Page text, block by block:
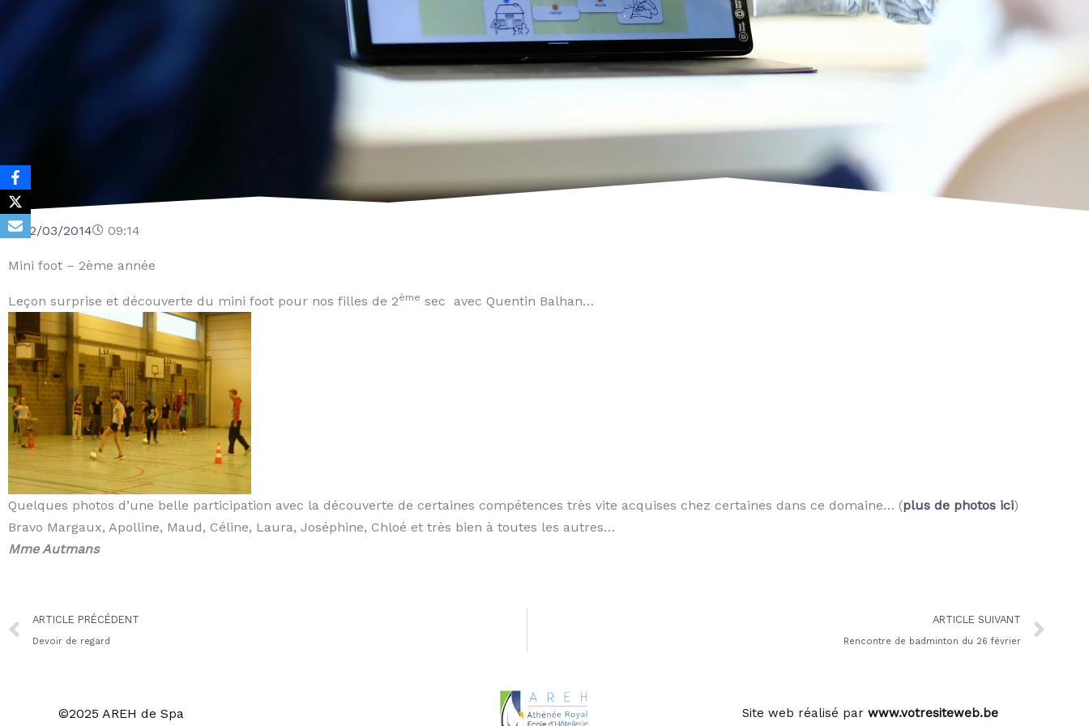
12/03/2014 09:14
Mini foot – 2ème année
Leçon surprise et découverte du mini foot pour nos filles de 2ème sec avec Quentin Balhan…
Quelques photos d’une belle participation avec la découverte de certaines compétences très vite acquises chez certaines dans ce domaine… (plus de photos ici)
Bravo Margaux, Apolline, Maud, Céline, Laura, Joséphine, Chloé et très bien à toutes les autres…
Mme Autmans
Prev
ARTICLE PRÉCÉDENT
Devoir de regard
ARTICLE SUIVANT
Rencontre de badminton du 26 février
©2025 AREH de Spa Site web réalisé par www.votresiteweb.be